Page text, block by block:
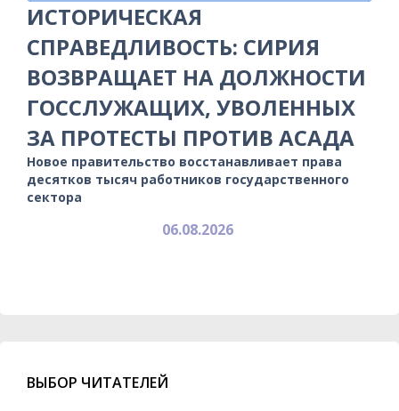
ИСТОРИЧЕСКАЯ
СПРАВЕДЛИВОСТЬ: СИРИЯ
ВОЗВРАЩАЕТ НА ДОЛЖНОСТИ
ГОССЛУЖАЩИХ, УВОЛЕННЫХ
ЗА ПРОТЕСТЫ ПРОТИВ АСАДА
Новое правительство восстанавливает права
десятков тысяч работников государственного
сектора
06.08.2026
ВЫБОР ЧИТАТЕЛЕЙ